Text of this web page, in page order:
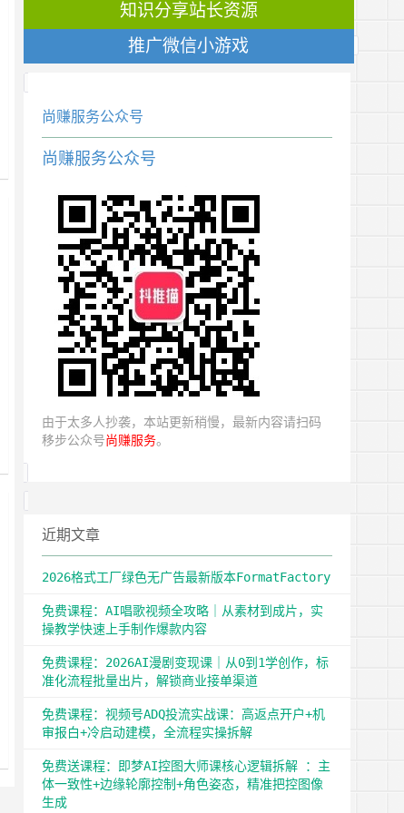
知识分享站长资源
推广微信小游戏
尚赚服务公众号
尚赚服务公众号
由于太多人抄袭，本站更新稍慢，最新内容请扫码
移步公众号尚赚服务。
近期文章
2026格式工厂绿色无广告最新版本FormatFactory
免费课程：AI唱歌视频全攻略｜从素材到成片，实
操教学快速上手制作爆款内容
免费课程：2026AI漫剧变现课｜从0到1学创作，标
准化流程批量出片，解锁商业接单渠道
免费课程：视频号ADQ投流实战课：高返点开户+机
审报白+冷启动建模，全流程实操拆解
免费送课程：即梦AI控图大师课核心逻辑拆解 ：主
体一致性+边缘轮廓控制+角色姿态，精准把控图像
生成